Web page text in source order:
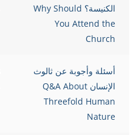
الكنيسة؟ Why Should
You Attend the
Church
أسئلة وأجوبة عن ثالوث
الإنسان Q&A About
Threefold Human
Nature